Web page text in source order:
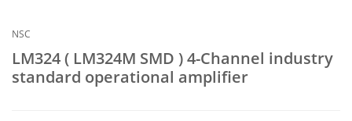
NSC
LM324 ( LM324M SMD ) 4-Channel industry
standard operational amplifier